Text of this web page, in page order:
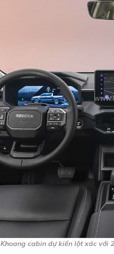
Khoang cabin dự kiến lột xác với